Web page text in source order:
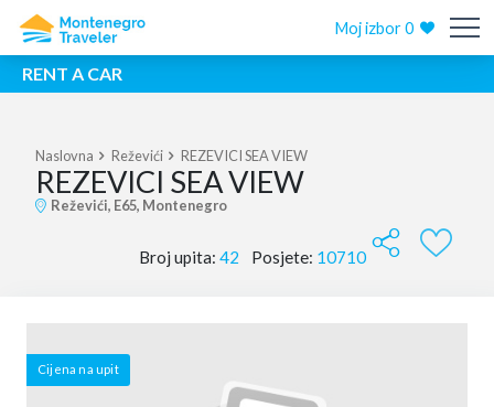
Moj izbor0
RENT A CAR
Naslovna Reževići REZEVICI SEA VIEW
REZEVICI SEA VIEW
Reževići, E65, Montenegro
Broj upita: 42 Posjete: 10710
Cijena na upit